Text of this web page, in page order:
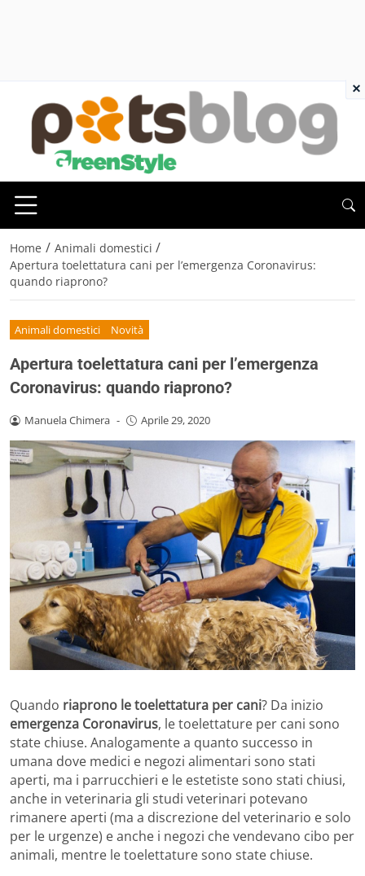
Home / Animali domestici /
Apertura toelettatura cani per l’emergenza Coronavirus:
quando riaprono?
Animali domestici Novità
Apertura toelettatura cani per l’emergenza
Coronavirus: quando riaprono?
Manuela Chimera - Aprile 29, 2020
Quando riaprono le toelettatura per cani? Da inizio
emergenza Coronavirus, le toelettature per cani sono
state chiuse. Analogamente a quanto successo in
umana dove medici e negozi alimentari sono stati
aperti, ma i parrucchieri e le estetiste sono stati chiusi,
anche in veterinaria gli studi veterinari potevano
rimanere aperti (ma a discrezione del veterinario e solo
per le urgenze) e anche i negozi che vendevano cibo per
animali, mentre le toelettature sono state chiuse.
×